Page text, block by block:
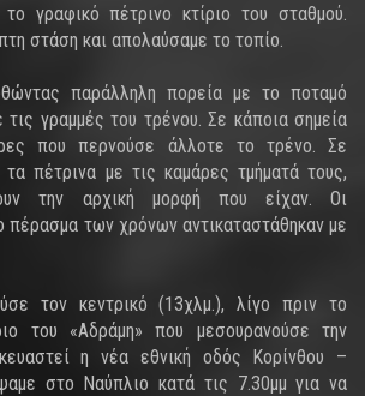
το γραφικό πέτρινο κτίριο του σταθμού.
στάση και απολαύσαμε το τοπίο.
παράλληλη πορεία με το ποταμό
τις γραμμές του τρένου. Σε κάποια σημεία
που περνούσε άλλοτε το τρένο. Σε
πέτρινα με τις καμάρες τμήματά τους,
την αρχική μορφή που είχαν. Οι
πέρασμα των χρόνων αντικαταστάθηκαν με
τον κεντρικό (13χλμ.), λίγο πριν το
του «Αδράμη» που μεσουρανούσε την
η νέα εθνική οδός Κορίνθου –
στο Ναύπλιο κατά τις 7.30μμ για να